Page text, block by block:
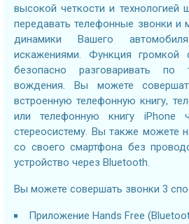
высокой четкости и технологией
передавать телефонные звонки и
динамики Вашего
искажениями. Функция громкой
безопасно разговаривать
вождения. Вы можете
встроенную телефонную книгу,
или телефонную книгу iPhone
стереосистему. Вы также можете
со своего смартфона без
устройство через Bluetooth.
Вы можете совершать звонки 3
Приложение Hands Free